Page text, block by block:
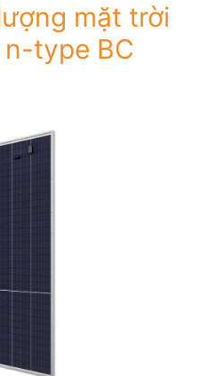
mặt trời
n-type BC